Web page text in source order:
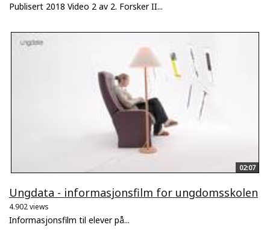
Publisert 2018 Video 2 av 2. Forsker II...
02:07
Ungdata - informasjonsfilm for ungdomsskolen
4.902 views
Informasjonsfilm til elever på...